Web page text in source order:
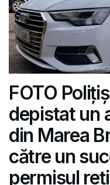
FOTO
depistat un
din Marea
către un
permisul